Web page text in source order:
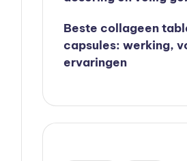
Beste collageen
capsules: werking,
ervaringen